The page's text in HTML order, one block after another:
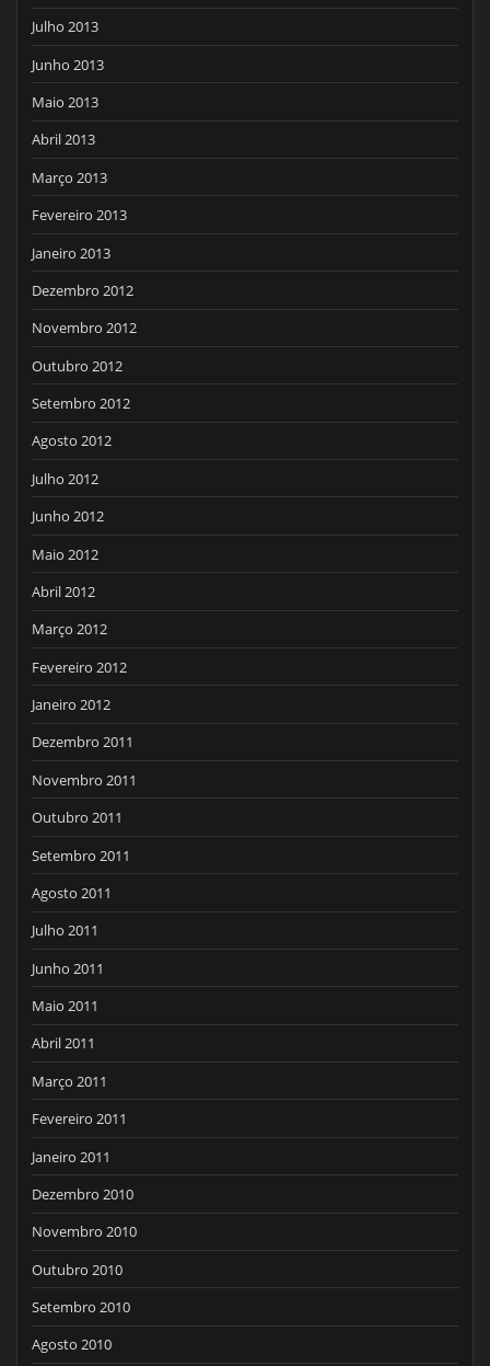
Julho 2013
Junho 2013
Maio 2013
Abril 2013
Março 2013
Fevereiro 2013
Janeiro 2013
Dezembro 2012
Novembro 2012
Outubro 2012
Setembro 2012
Agosto 2012
Julho 2012
Junho 2012
Maio 2012
Abril 2012
Março 2012
Fevereiro 2012
Janeiro 2012
Dezembro 2011
Novembro 2011
Outubro 2011
Setembro 2011
Agosto 2011
Julho 2011
Junho 2011
Maio 2011
Abril 2011
Março 2011
Fevereiro 2011
Janeiro 2011
Dezembro 2010
Novembro 2010
Outubro 2010
Setembro 2010
Agosto 2010